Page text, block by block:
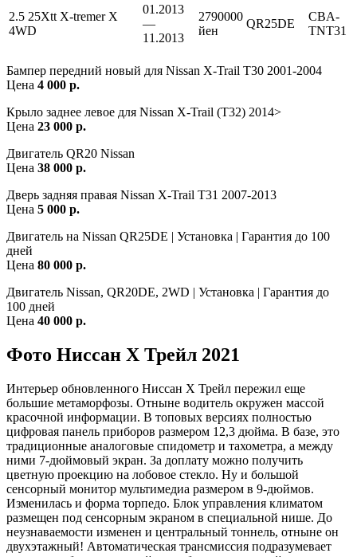
2.5 25Xtt X-tremer X
4WD
01.2013
—
11.2013
2790000
йен
QR25DE
CBA-
TNT31
Бампер передний новый для Nissan X-Trail T30 2001-2004
Цена 4 000 р.
Крыло заднее левое для Nissan X-Trail (T32) 2014>
Цена 23 000 р.
Двигатель QR20 Nissan
Цена 38 000 р.
Дверь задняя правая Nissan X-Trail T31 2007-2013
Цена 5 000 р.
Двигатель на Nissan QR25DE | Установка | Гарантия до 100
дней
Цена 80 000 р.
Двигатель Nissan, QR20DE, 2WD | Установка | Гарантия до
100 дней
Цена 40 000 р.
Фото Ниссан Х Трейл 2021
Интерьер обновленного Ниссан Х Трейл пережил еще
большие метаморфозы. Отныне водитель окружен массой
красочной информации. В топовых версиях полностью
цифровая панель приборов размером 12,3 дюйма. В базе, это
традиционные аналоговые спидометр и тахометра, а между
ними 7-дюймовый экран. За доплату можно получить
цветную проекцию на лобовое стекло. Ну и большой
сенсорный монитор мультимедиа размером в 9-дюймов.
Изменилась и форма торпедо. Блок управления климатом
размещен под сенсорным экраном в специальной нише. До
неузнаваемости изменен и центральный тоннель, отныне он
двухэтажный! Автоматическая трансмиссия подразумевает